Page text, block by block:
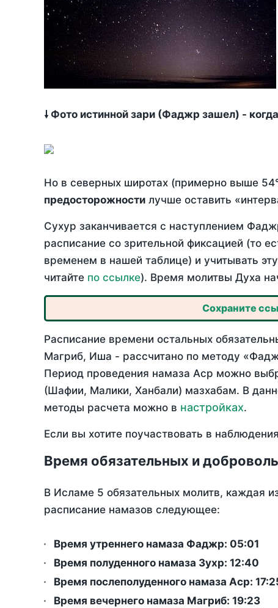
🠗 Фото истинной зари (Фаджр зашел) -
Но в северных широтах (примерно выше
предосторожности лучше оставить
Сухур заканчивается с наступлением
расписание со зрительной фиксацией (то
временем в нашей таблице) и учитывать
читайте по ссылке). Время молитвы Духа
Сохраните
Расписание времени остальных
Магриб, Иша - рассчитано по методу
Период проведения намаза Аср можно
(Шафии, Малики, Ханбали) мазхабам. В
методы расчета можно в настройках.
Если вы хотите поучаствовать в
Время обязательных и
В Исламе 5 обязательных молитв, каждая
расписание намазов следующее:
Время утреннего намаза Фаджр: 05:01
Время полуденного намаза Зухр: 12:40
Время послеполуденного намаза Аср:
Время вечернего намаза Магриб: 19:23